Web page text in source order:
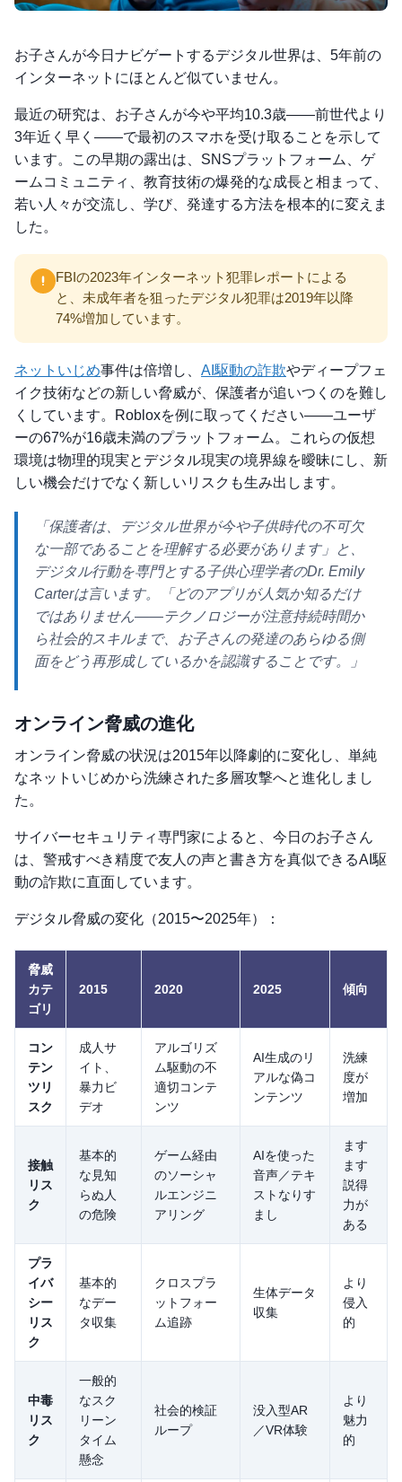
お子さんが今日ナビゲートするデジタル世界は、5年前の
インターネットにほとんど似ていません。
最近の研究は、お子さんが今や平均10.3歳——前世代より
3年近く早く——で最初のスマホを受け取ることを示して
います。この早期の露出は、SNSプラットフォーム、ゲ
ームコミュニティ、教育技術の爆発的な成長と相まって、
若い人々が交流し、学び、発達する方法を根本的に変えま
した。
FBIの2023年インターネット犯罪レポートによる
と、未成年者を狙ったデジタル犯罪は2019年以降
74%増加しています。
ネットいじめ事件は倍増し、 AI駆動の詐欺やディープフェ
イク技術などの新しい脅威が、保護者が追いつくのを難し
くしています。Robloxを例に取ってください——ユーザ
ーの67%が16歳未満のプラットフォーム。これらの仮想
環境は物理的現実とデジタル現実の境界線を曖昧にし、新
しい機会だけでなく新しいリスクも生み出します。
「保護者は、デジタル世界が今や子供時代の不可欠
な一部であることを理解する必要があります」と、
デジタル行動を専門とする子供心理学者のDr. Emily
Carterは言います。「どのアプリが人気か知るだけ
ではありません——テクノロジーが注意持続時間か
ら社会的スキルまで、お子さんの発達のあらゆる側
面をどう再形成しているかを認識することです。」
オンライン脅威の進化
オンライン脅威の状況は2015年以降劇的に変化し、単純
なネットいじめから洗練された多層攻撃へと進化しまし
た。
サイバーセキュリティ専門家によると、今日のお子さん
は、警戒すべき精度で友人の声と書き方を真似できるAI駆
動の詐欺に直面しています。
デジタル脅威の変化（2015〜2025年）：
脅威
カテ
ゴリ
2015 2020 2025 傾向
コン
テン
ツリ
スク
成人サ
イト、
暴力ビ
デオ
アルゴリズ
ム駆動の不
適切コンテ
ンツ
AI生成のリ
アルな偽コ
ンテンツ
洗練
度が
増加
接触
リス
ク
基本的
な見知
らぬ人
の危険
ゲーム経由
のソーシャ
ルエンジニ
アリング
AIを使った
音声／テキ
ストなりす
まし
ます
ます
説得
力が
ある
プラ
イバ
シー
リス
ク
基本的
なデー
タ収集
クロスプラ
ットフォー
ム追跡
生体データ
収集
より
侵入
的
中毒
リス
ク
一般的
なスク
リーン
タイム
懸念
社会的検証
ループ
没入型AR
／VR体験
より
魅力
的